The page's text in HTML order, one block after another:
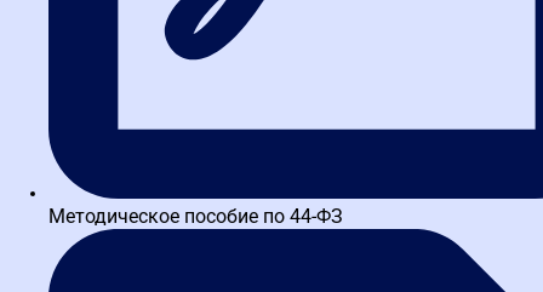
Пошаговые демонстрации основных действий заказчика и
поставщика на электронных торговых площадках.
Методическое пособие по 44-ФЗ